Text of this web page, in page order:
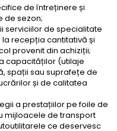
de întreținere și
de sezon;
serviciilor de specialitate
la recepția cantitativă și
provenit din achiziții;
capacităților (utilaje
spații sau suprafețe de
și de calitatea
a prestațiilor pe foile de
mijloacele de transport
ce deservesc